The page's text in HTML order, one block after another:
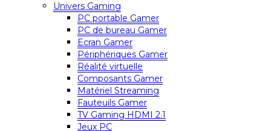
Univers Gaming
PC portable Gamer
PC de bureau Gamer
Ecran Gamer
Périphériques Gamer
Réalité virtuelle
Composants Gamer
Matériel Streaming
Fauteuils Gamer
TV Gaming HDMI 2.1
Jeux PC